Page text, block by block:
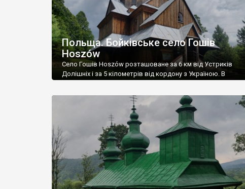
Польща. Бойківське село Гошів
Hoszów
Село Гошів Hoszów розташоване за 6 км від Устриків
Долішніх і за 5 кілометрів від кордону з Україною. В
у 1420 році. Із 1772 по 1918 роки воно перебувало, разом з
усім краєм, у складі Австро-Угорщини, а […]